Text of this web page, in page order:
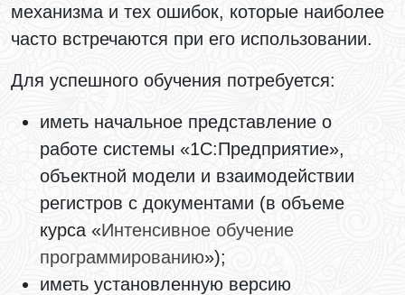
механизма и тех ошибок, которые наиболее
часто встречаются при его использовании.
Для успешного обучения потребуется:
иметь начальное представление о
работе системы «1С:Предприятие»,
объектной модели и взаимодействии
регистров с документами (в объеме
курса «Интенсивное обучение
программированию»);
иметь установленную версию